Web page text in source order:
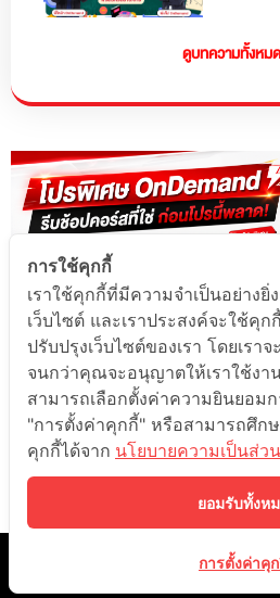
ดูบทความทั้งห
©️ 2021 ONDEMAND EDUCATION CO.,LTD.
การใช้คุกกี้
เราใช้คุกกี้ที่มีความจำเป็นอย่างยิ่
เว็บไซต์ และเราประสงค์จะใช้คุก
ปรับปรุงเว็บไซต์ของเรา โดยเรา
จนกว่าคุณจะอนุญาตให้เราใช้ง
สามารถเลือกตั้งค่าความยินยอม
"การตั้งค่าคุกกี้" หรือสามารถศึก
คุกกี้ได้จาก นโยบายความเป็นส่ว
ยอมรับทั้งห
การตั้งค่าคุ